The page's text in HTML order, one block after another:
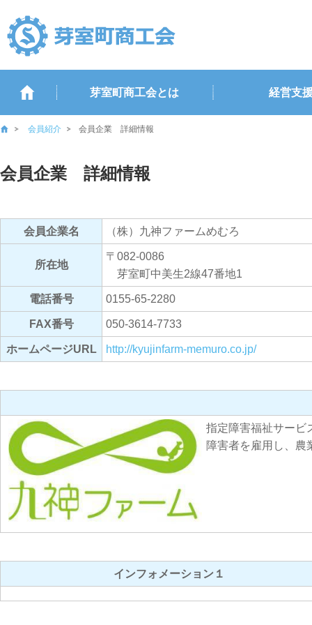
芽室町商工会とは 経営支
会員紹介 会員企業 詳細情報
会員企業 詳細情報
会員企業名 （株）九神ファームめむろ
所在地
〒082-0086
芽室町中美生2線47番地1
電話番号 0155-65-2280
FAX番号 050-3614-7733
ホームページURL http://kyujinfarm-memuro.co.jp/
指定障害福祉サー
障害者を雇用し、農
インフォメーション１